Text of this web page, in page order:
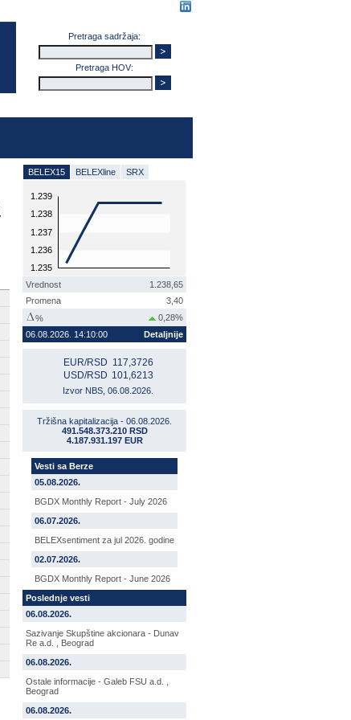
Pretraga sadržaja:
Pretraga HOV:
BELEX15 BELEXline SRX
1.235
1.236
1.237
1.238
1.239
Vrednost
1.238,65
Promena
3,40
%
0,28%
06.08.2026. 14:10:00
Detaljnije
EUR/RSD 117,3726
USD/RSD 101,6213
Izvor NBS, 06.08.2026.
Tržišna kapitalizacija - 06.08.2026.
491.548.373.210 RSD
4.187.931.197 EUR
Vesti sa Berze
05.08.2026.
BGDX Monthly Report - July 2026
06.07.2026.
BELEXsentiment za jul 2026. godine
02.07.2026.
BGDX Monthly Report - June 2026
Poslednje vesti
06.08.2026.
Sazivanje Skupštine akcionara - Dunav
Re a.d. , Beograd
06.08.2026.
Ostale informacije - Galeb FSU a.d. ,
Beograd
06.08.2026.